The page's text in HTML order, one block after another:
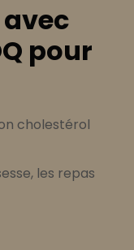
pour
cholestérol
les repas